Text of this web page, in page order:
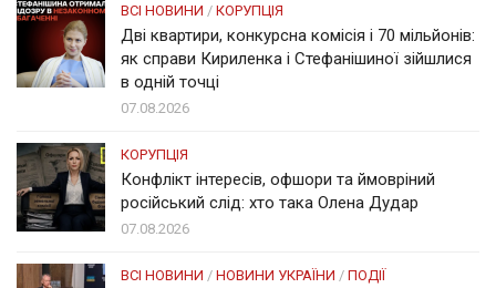
ВСІ НОВИНИ / КОРУПЦІЯ
Дві квартири, конкурсна комісія і 70 мільйонів:
як справи Кириленка і Стефанішиної зійшлися
в одній точці
07.08.2026
КОРУПЦІЯ
Конфлікт інтересів, офшори та ймовріний
російський слід: хто така Олена Дудар
07.08.2026
ВСІ НОВИНИ / НОВИНИ УКРАЇНИ / ПОДІЇ